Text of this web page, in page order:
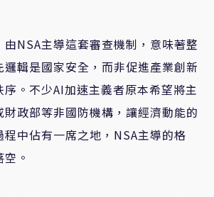
由NSA主導這套審查機制，意味著整
輯是國家安全，而非促進產業創新
序。不少AI加速主義者原本希望將主
政部等非國防機構，讓經濟動能的
中佔有一席之地， NSA主導的格
。